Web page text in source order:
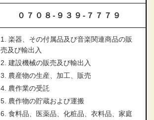
０７０８-９３９-７７７９
1. 楽器、その付属品及び音楽関連商品の販
売及び輸出入
2. 建設機械の販売及び輸出入
3. 農産物の生産、加工、販売
4. 農作業の受託
5. 農作物の貯蔵および運搬
6. 食料品、医薬品、化粧品、衣料品、家庭